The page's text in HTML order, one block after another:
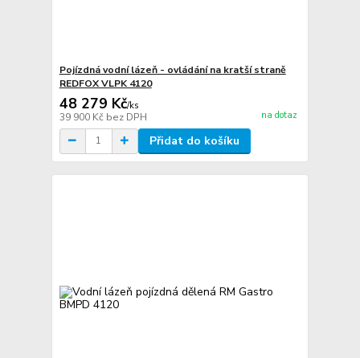
Pojízdná vodní lázeň - ovládání na kratší straně
REDFOX VLPK 4120
48 279 Kč/ks
39 900 Kč bez DPH na dotaz
Přidat do košíku